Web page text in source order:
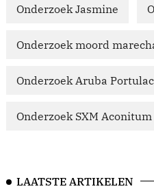
Onderzoek Jasmine
Onderzoek moord
Onderzoek Aruba
Onderzoek SXM Aconitum
LAATSTE ARTIKELEN